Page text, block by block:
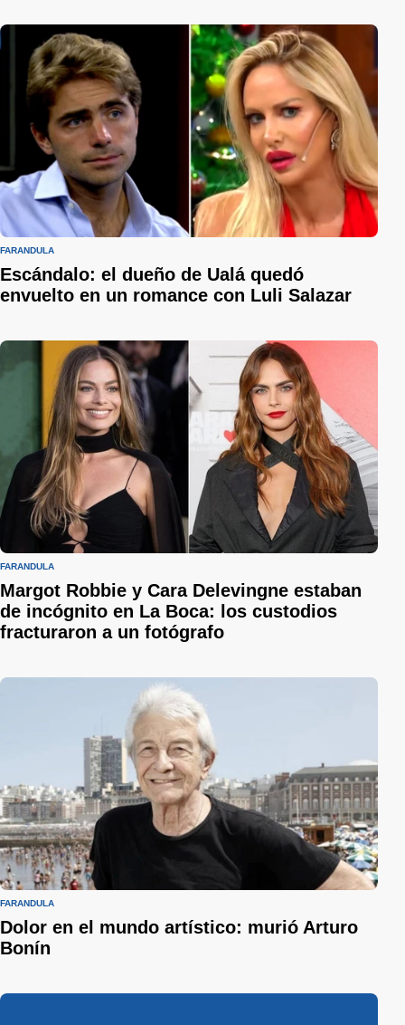
FARÁNDULA
Escándalo: el dueño de Ualá quedó
envuelto en un romance con Luli Salazar
FARÁNDULA
Margot Robbie y Cara Delevingne estaban
de incógnito en La Boca: los custodios
fracturaron a un fotógrafo
FARÁNDULA
Dolor en el mundo artístico: murió Arturo
Bonín